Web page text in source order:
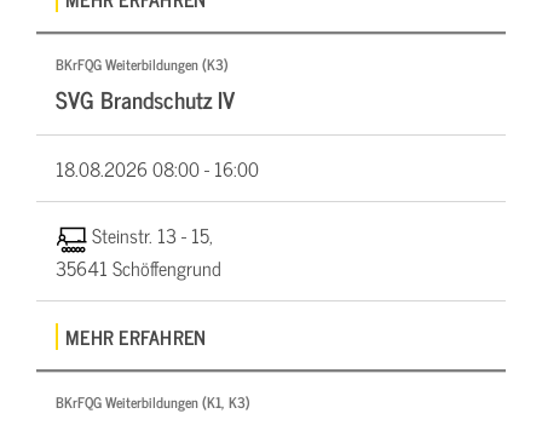
BKrFQG Weiterbildungen (K3)
SVG Brandschutz IV
18.08.202608:00 - 16:00
Steinstr. 13 - 15,
35641 Schöffengrund
MEHR ERFAHREN
BKrFQG Weiterbildungen (K1, K3)